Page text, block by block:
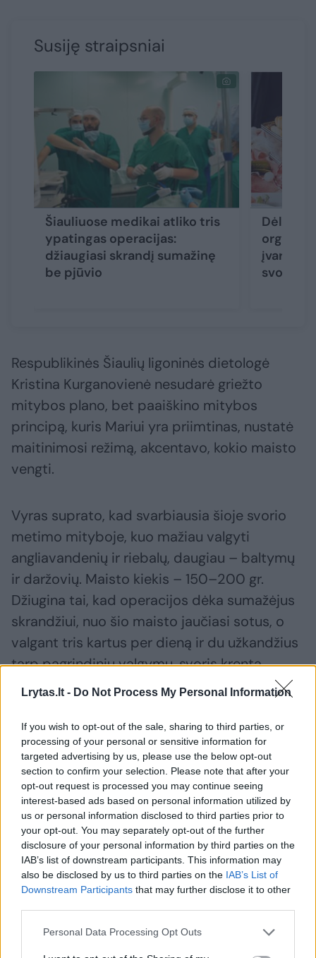
Lrytas.lt - Do Not Process My Personal Information
If you wish to opt-out of the sale, sharing to third parties, or
processing of your personal or sensitive information for
targeted advertising by us, please use the below opt-out
section to confirm your selection. Please note that after your
opt-out request is processed you may continue seeing
interest-based ads based on personal information utilized by
us or personal information disclosed to third parties prior to
your opt-out. You may separately opt-out of the further
disclosure of your personal information by third parties on the
IAB’s list of downstream participants. This information may
also be disclosed by us to third parties on the IAB’s List of
Downstream Participants that may further disclose it to other
Personal Data Processing Opt Outs
Susiję straipsniai
Šiauliuose medikai atliko tris
ypatingas operacijas:
džiaugiasi skrandį sumažinę
be pjūvio
Dėl
įvardijo
svorį
Respublikinės Šiaulių ligoninės dietologė
Kristina Kurganovienė nesudarė griežto
mitybos plano, bet paaiškino mitybos
principą, kuris Mariui yra priimtinas, nustatė
maitinimosi režimą, akcentavo, kokio maisto
vengti.
Vyras suprato, kad svarbiausia šioje svorio
metimo mityboje, kuo mažiau valgyti
angliavandenių ir riebalų, daugiau – baltymų
ir daržovių. Maisto kiekis – 150–200 gr.
Džiugina tai, kad operacijos dėka sumažėjus
skrandžiui, nuo šio maisto jaučiasi sotus, o
valgant tris kartus per dieną ir du užkandžius
tarp pagrindinių valgymų, svoris krenta
pastebimai.
Rekomendacijų laikosi skirtingai
Pacientų atranka operacijai buvo sudėtinga,
nes norinčiųjų operuotis buvo labai daug.
Šiauliuose konsultacijoms atvyko 180
pacientų, iš kurių reikėjo atrinkti tris žmones,
kuriems operacija bus atlikta nemokamai.
Respublikinės Šiaulių ligoninės dietologė,
laikinai einanti Diagnostikos centro vadovės
pareigas, Kristina Kurganovienė bendravo su